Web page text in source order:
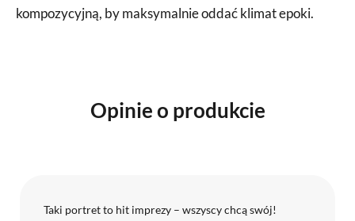
kompozycyjną, by maksymalnie oddać klimat epoki.
Opinie o produkcie
Taki portret to hit imprezy – wszyscy chcą swój!